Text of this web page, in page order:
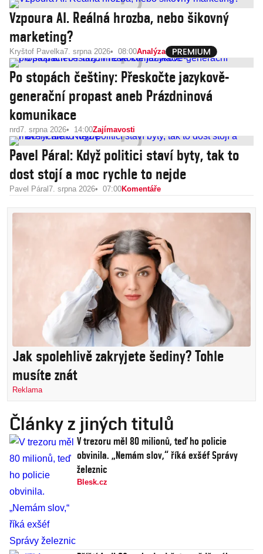
Vzpoura AI. Reálná hrozba, nebo šikovný
marketing?
Kryštof Pavelka7. srpna 2026 08:00Analýza
Po stopách češtiny: Přeskočte jazykově-
generační propast aneb Prázdninová
komunikace
nrd7. srpna 2026 14:00Zajímavosti
Pavel Páral: Když politici staví byty, tak to
dost stojí a moc rychle to nejde
Pavel Páral 7. srpna 2026 07:00Komentáře
Jak spolehlivě zakryjete šediny? Tohle
musíte znát
Reklama
Články z jiných titulů
V trezoru měl 80 milionů, teď ho policie
obvinila. „Nemám slov,“ říká exšéf Správy
železnic
Blesk.cz